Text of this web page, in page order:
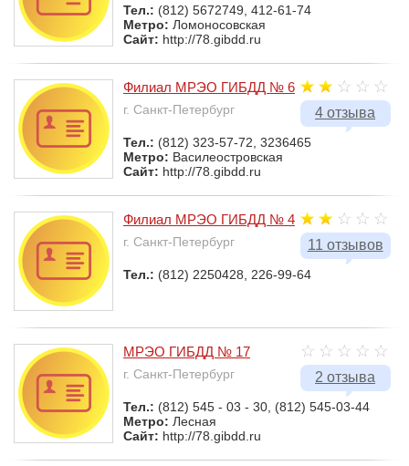
Тел.: (812) 5672749, 412-61-74
Метро: Ломоносовская
Сайт: http://78.gibdd.ru
4 отзыва
Филиал МРЭО ГИБДД № 6
г. Санкт-Петербург
Тел.: (812) 323-57-72, 3236465
Метро: Василеостровская
Сайт: http://78.gibdd.ru
11 отзывов
Филиал МРЭО ГИБДД № 4
г. Санкт-Петербург
Тел.: (812) 2250428, 226-99-64
2 отзыва
МРЭО ГИБДД № 17
г. Санкт-Петербург
Тел.: (812) 545 - 03 - 30, (812) 545-03-44
Метро: Лесная
Сайт: http://78.gibdd.ru